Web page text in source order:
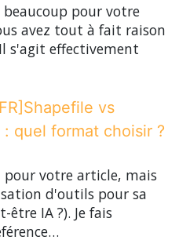
pour votre
avez tout à fait raison
s'agit effectivement
[FR]Shapefile vs
: quel format choisir ?
pour votre article, mais
d'outils pour sa
IA ?). Je fais